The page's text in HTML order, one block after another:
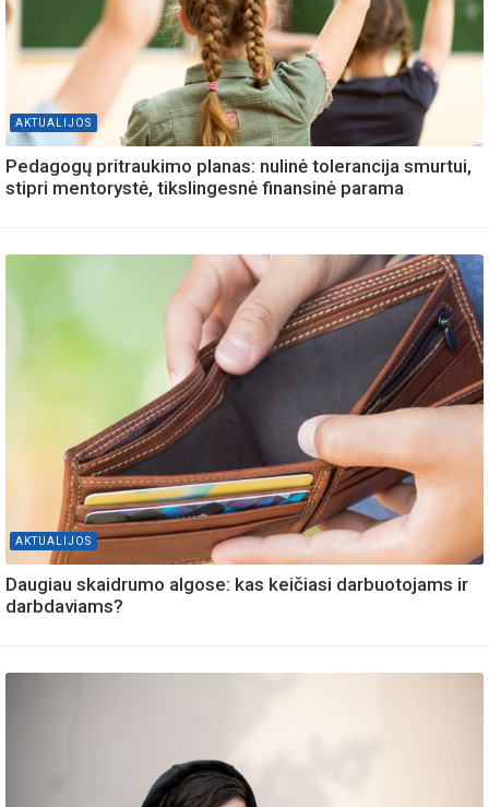
AKTUALIJOS
Pedagogų pritraukimo planas: nulinė tolerancija smurtui,
stipri mentorystė, tikslingesnė finansinė parama
AKTUALIJOS
Daugiau skaidrumo algose: kas keičiasi darbuotojams ir
darbdaviams?